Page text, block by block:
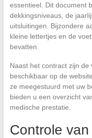
essentieel. Dit document
dekkingsniveaus, de
uitsluitingen. Bijzondere
kleine lettertjes en de
bevatten.
Naast het contract zijn de
beschikbaar op de
ze meegestuurd met uw
bieden u een overzicht
medische prestatie.
Controle